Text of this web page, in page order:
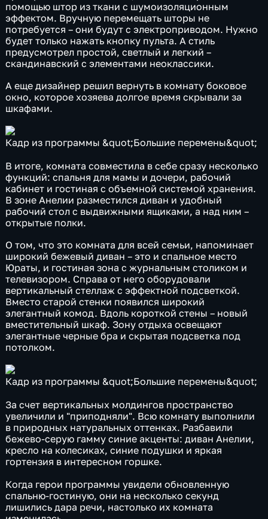
помощью штор из ткани с шумоизоляционным
эффектом. Вручную перемещать шторы не
потребуется – они будут с электроприводом. Нужно
будет только нажать кнопку пульта. А стиль
предусмотрел простой, светлый и легкий –
скандинавский с элементами неоклассики.
А еще дизайнер решил вернуть в комнату боковое
окно, которое хозяева долгое время скрывали за
шкафами.
Кадр из программы &quot;Большие перемены&quot;
В итоге, комната совместила в себе сразу несколько
функций: спальня для мамы и дочери, рабочий
кабинет и гостиная с объемной системой хранения.
В зоне Анелии разместился диван и удобный
рабочий стол с выдвижными ящиками, а над ним –
открытые полки.
О том, что это комната для всей семьи, напоминает
широкий бежевый диван – это и спальное место
Юраты, и гостиная зона с журнальным столиком и
телевизором. Справа от него оборудовали
вертикальный стеллаж с эффектной подсветкой.
Вместо старой стенки появился широкий
элегантный комод. Вдоль короткой стены – новый
вместительный шкаф. Зону отдыха освещают
элегантные черные бра и скрытая подсветка под
потолком.
Кадр из программы &quot;Большие перемены&quot;
За счет вертикальных молдингов пространство
увеличили и "приподняли". Всю комнату выполнили
в природных натуральных оттенках. Разбавили
бежево-серую гамму синие акценты: диван Анелии,
кресло на колесиках, синие подушки и яркая
гортензия в интересном горшке.
Когда герои программы увидели обновленную
спальню-гостиную, они на несколько секунд
лишились дара речи, настолько их комната